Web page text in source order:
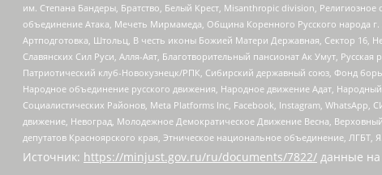
им. Степана Бандеры, Братство, Белый Крест, Misanthropic division,
объединение Атака, Мечеть Мирмамеда, Община Коренного Русского народа
Артподготовка, Штольц, В честь иконы Божией Матери Державная, Сектор 16,
Славянских Сил Руси, Алля-Аят, Благотворительный пансионат Ак Умут,
Патриотический клуб-Новокузнецк/РПК, Сибирский державный союз, Фонд
Народное объединение русского движения, Народное движение Адат,
Социалистических Районов, Meta Platforms Inc, Facebook, Instagram,
движение, Невоград, Молодежное Демократическое Движение Весна,
депутатов Красноярского края, Этническое национальное объединение, ЛГБТ,
Источник: https://minjust.gov.ru/ru/documents/7822/ данные на